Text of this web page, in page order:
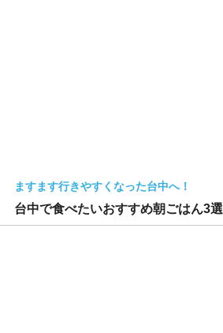
ますます行きやすくなった台中へ！
台中で食べたいおすすめ朝ごはん3選